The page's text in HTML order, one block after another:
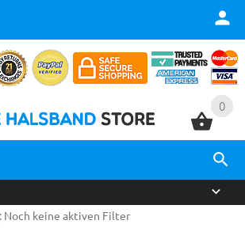
0
0
Noch keine aktiven Filter